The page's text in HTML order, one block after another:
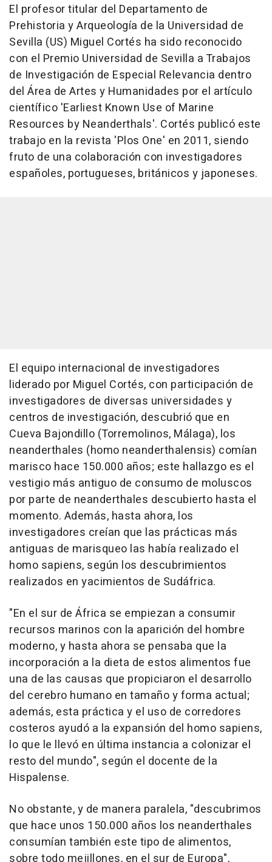
El profesor titular del Departamento de
Prehistoria y Arqueología de la Universidad de
Sevilla (US) Miguel Cortés ha sido reconocido
con el Premio Universidad de Sevilla a Trabajos
de Investigación de Especial Relevancia dentro
del Área de Artes y Humanidades por el artículo
científico 'Earliest Known Use of Marine
Resources by Neanderthals'. Cortés publicó este
trabajo en la revista 'Plos One' en 2011, siendo
fruto de una colaboración con investigadores
españoles, portugueses, británicos y japoneses.
El equipo internacional de investigadores
liderado por Miguel Cortés, con participación de
investigadores de diversas universidades y
centros de investigación, descubrió que en
Cueva Bajondillo (Torremolinos, Málaga), los
neanderthales (homo neanderthalensis) comían
marisco hace 150.000 años; este hallazgo es el
vestigio más antiguo de consumo de moluscos
por parte de neanderthales descubierto hasta el
momento. Además, hasta ahora, los
investigadores creían que las prácticas más
antiguas de marisqueo las había realizado el
homo sapiens, según los descubrimientos
realizados en yacimientos de Sudáfrica.
"En el sur de África se empiezan a consumir
recursos marinos con la aparición del hombre
moderno, y hasta ahora se pensaba que la
incorporación a la dieta de estos alimentos fue
una de las causas que propiciaron el desarrollo
del cerebro humano en tamaño y forma actual;
además, esta práctica y el uso de corredores
costeros ayudó a la expansión del homo sapiens,
lo que le llevó en última instancia a colonizar el
resto del mundo", según el docente de la
Hispalense.
No obstante, y de manera paralela, "descubrimos
que hace unos 150.000 años los neanderthales
consumían también este tipo de alimentos,
sobre todo mejillones, en el sur de Europa",